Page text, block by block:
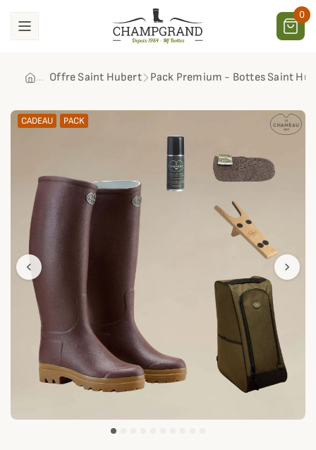
0
Offre Saint Hubert Pack Premium - Bottes Saint
chevron_left chevron_right
CADEAU PACK